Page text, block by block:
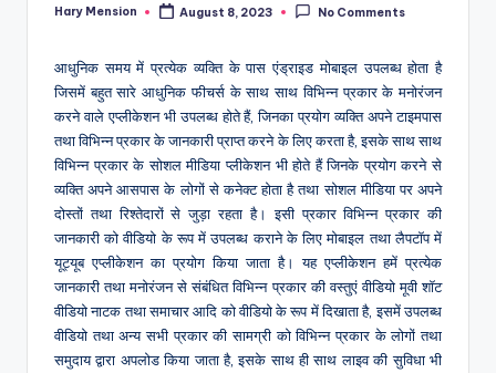
Posted
Hary Mension August 8, 2023 No Comments
आधुनिक समय में प्रत्येक व्यक्ति के पास एंड्राइड मोबाइल उपलब्ध होता है
जिसमें बहुत सारे आधुनिक फीचर्स के साथ साथ विभिन्न प्रकार के मनोरंजन
करने वाले एप्लीकेशन भी उपलब्ध होते हैं, जिनका प्रयोग व्यक्ति अपने टाइमपास
तथा विभिन्न प्रकार के जानकारी प्राप्त करने के लिए करता है, इसके साथ साथ
विभिन्न प्रकार के सोशल मीडिया प्लीकेशन भी होते हैं जिनके प्रयोग करने से
व्यक्ति अपने आसपास के लोगों से कनेक्ट होता है तथा सोशल मीडिया पर अपने
दोस्तों तथा रिश्तेदारों से जुड़ा रहता है। इसी प्रकार विभिन्न प्रकार की
जानकारी को वीडियो के रूप में उपलब्ध कराने के लिए मोबाइल तथा लैपटॉप में
यूट्यूब एप्लीकेशन का प्रयोग किया जाता है। यह एप्लीकेशन हमें प्रत्येक
जानकारी तथा मनोरंजन से संबंधित विभिन्न प्रकार की वस्तुएं वीडियो मूवी शॉट
वीडियो नाटक तथा समाचार आदि को वीडियो के रूप में दिखाता है, इसमें उपलब्ध
वीडियो तथा अन्य सभी प्रकार की सामग्री को विभिन्न प्रकार के लोगों तथा
समुदाय द्वारा अपलोड किया जाता है, इसके साथ ही साथ लाइव की सुविधा भी